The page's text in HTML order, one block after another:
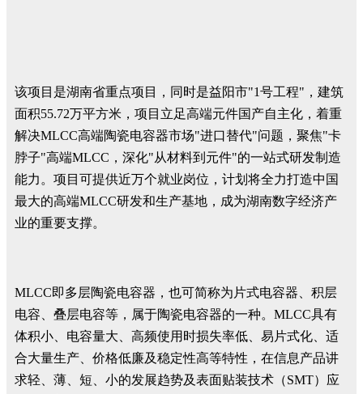
该项目是湖南省重点项目，同时是益阳市"1号工程"，建筑
面积55.72万平方米，项目立足高端元件国产自主化，着重
解决MLCC高端陶瓷电容器市场"进口替代"问题，聚焦"卡
脖子"高端MLCC，深化"从材料到元件"的一站式研发制造
能力。项目可提供近万个就业岗位，计划将全力打造中国
最大的高端MLCC研发和生产基地，成为湖南数字经济产
业的重要支撑。
MLCC即多层陶瓷电容器，也可简称为片式电容器、积层
电容、叠层电容等，属于陶瓷电容器的一种。MLCC具有
体积小、电容量大、高频使用时损失率低、易片式化、适
合大量生产、价格低廉及稳定性高等特性，在信息产品讲
求轻、薄、短、小的发展趋势及表面贴装技术（SMT）应